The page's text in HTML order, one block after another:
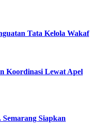
Tata Kelola Wakaf
Koordinasi Lewat Apel
Siapkan